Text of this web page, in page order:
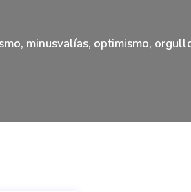
, minusvalías, optimismo,